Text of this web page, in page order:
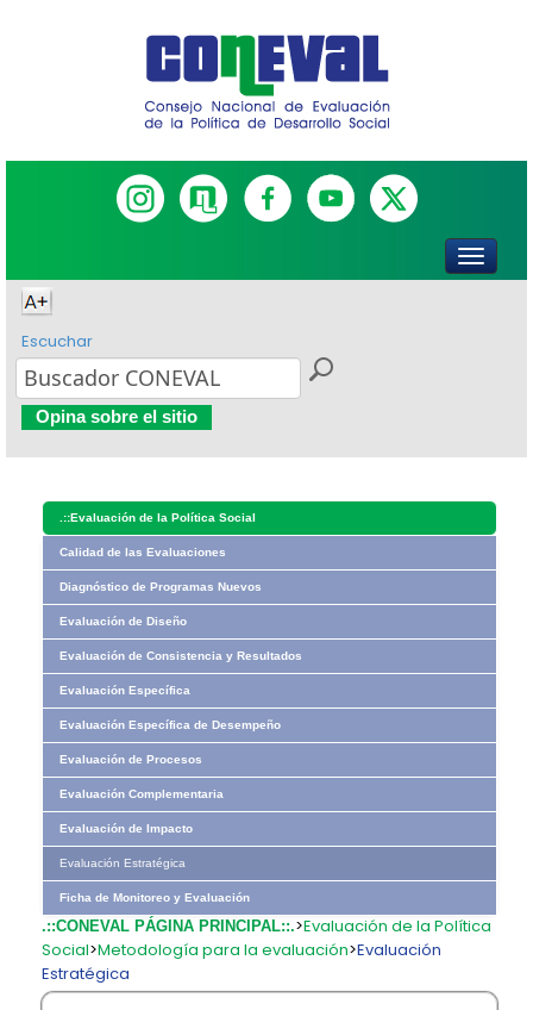
Escuchar
Opina sobre el sitio
.::Evaluación de la Política Social
Calidad de las Evaluaciones
Diagnóstico de Programas Nuevos
Evaluación de Diseño
Evaluación de Consistencia y Resultados
Evaluación Específica
Evaluación Específica de Desempeño
Evaluación de Procesos
Evaluación Complementaria
Evaluación de Impacto
Evaluación Estratégica
Ficha de Monitoreo y Evaluación
.::CONEVAL PÁGINA PRINCIPAL::.>Evaluación de la Política
Social>Metodología para la evaluación>Evaluación
Estratégica